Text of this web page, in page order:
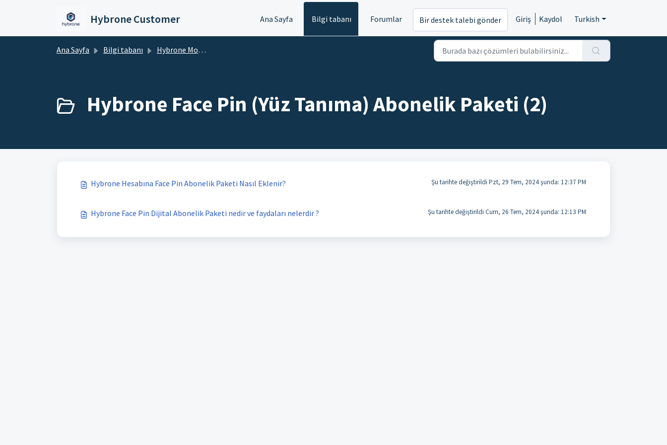
Hybrone Customer Ana Sayfa Bilgi tabanı Forumlar Bir destek talebi gönder Giriş Kaydol Turkish
Ana Sayfa Bilgi tabanı Hybrone Mobil
Hybrone Face Pin (Yüz Tanıma) Abonelik Paketi (2)
Hybrone Hesabına Face Pin Abonelik Paketi Nasıl Eklenir? Şu tarihte değiştirildi Pzt, 29 Tem, 2024 şunda: 12:37 PM
Hybrone Face Pin Dijital Abonelik Paketi nedir ve faydaları nelerdir ? Şu tarihte değiştirildi Cum, 26 Tem, 2024 şunda: 12:13 PM